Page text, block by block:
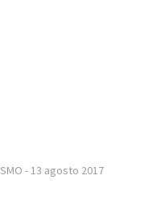
- 13 agosto 2017